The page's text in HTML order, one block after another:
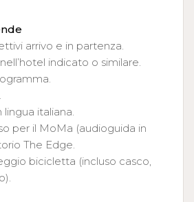
arrivo e in partenza.
indicato o similare.
lingua italiana.
per il MoMa (audioguida in
The Edge.
bicicletta (incluso casco,